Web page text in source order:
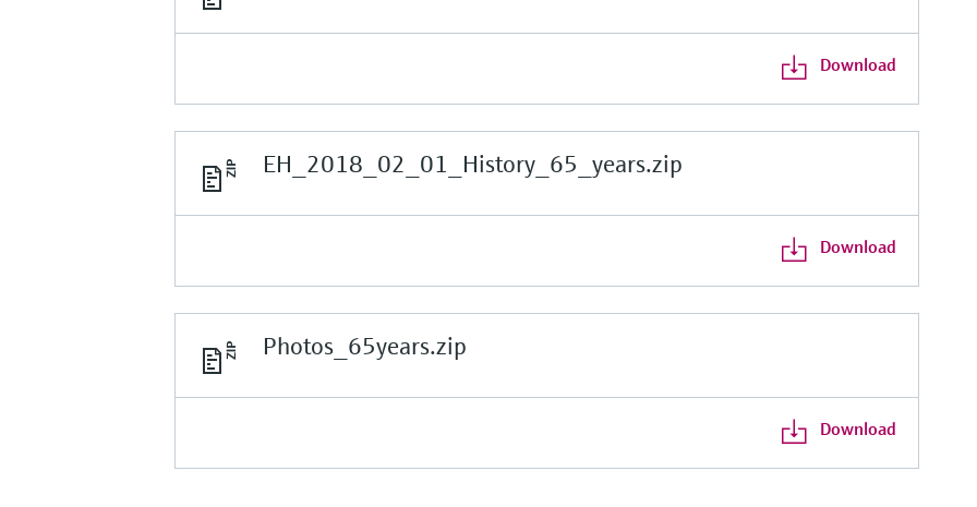
Download
EH_2018_02_01_History_65_years.zip
Download
Photos_65years.zip
Download